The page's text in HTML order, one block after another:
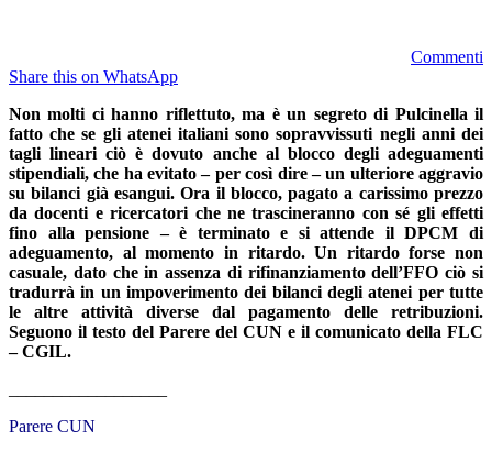
Commenti
Share this on WhatsApp
Non molti ci hanno riflettuto, ma è un segreto di Pulcinella il
fatto che se gli atenei italiani sono sopravvissuti negli anni dei
tagli lineari ciò è dovuto anche al blocco degli adeguamenti
stipendiali, che ha evitato – per così dire – un ulteriore aggravio
su bilanci già esangui. Ora il blocco, pagato a carissimo prezzo
da docenti e ricercatori che ne trascineranno con sé gli effetti
fino alla pensione – è terminato e si attende il DPCM di
adeguamento, al momento in ritardo. Un ritardo forse non
casuale, dato che in assenza di rifinanziamento dell’FFO ciò si
tradurrà in un impoverimento dei bilanci degli atenei per tutte
le altre attività diverse dal pagamento delle retribuzioni.
Seguono il testo del Parere del CUN e il comunicato della FLC
– CGIL.
Parere CUN